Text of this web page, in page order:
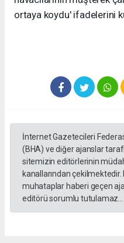
ortaya koydu' ifadelerini
İnternet Gazetecileri
(BHA) ve diğer ajanslar
sitemizin editörlerinin
kanallarından
muhataplar haberi geçen
editörü sorumlu tutulamaz...